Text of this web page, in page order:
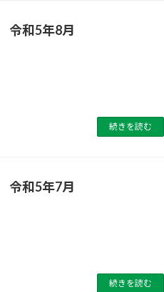
令和5年8月
続きを読む
令和5年7月
続きを読む